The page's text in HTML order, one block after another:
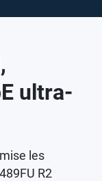
ultra-
les
R2